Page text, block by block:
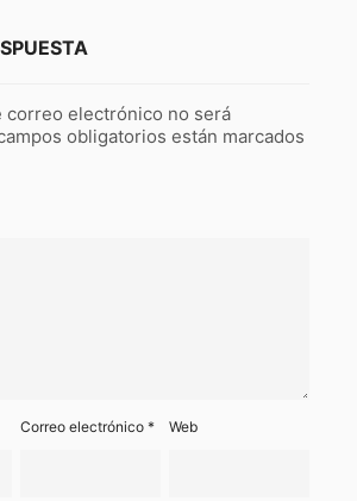
correo electrónico no será
obligatorios están marcados
Correo electrónico* Web